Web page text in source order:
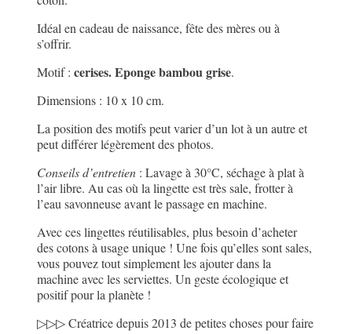
Idéal en cadeau de naissance, fête des mères ou à
s’offrir.
Motif :cerises. Eponge bambou grise.
Dimensions : 10 x 10 cm.
La position des motifs peut varier d’un lot à un autre et
peut différer légèrement des photos.
Conseils d’entretien : Lavage à 30°C, séchage à plat à
l’air libre. Au cas où la lingette est très sale, frotter à
l’eau savonneuse avant le passage en machine.
Avec ces lingettes réutilisables, plus besoin d’acheter
des cotons à usage unique ! Une fois qu’elles sont sales,
vous pouvez tout simplement les ajouter dans la
machine avec les serviettes. Un geste écologique et
positif pour la planète !
▷▷▷ Créatrice depuis 2013 de petites choses pour faire